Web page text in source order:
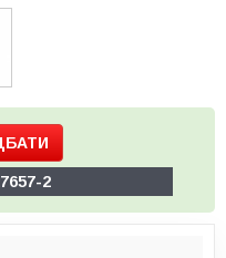
2